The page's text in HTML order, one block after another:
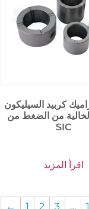
كربيد السيليكون
الخالية من الضغط من
SIC
اقرأ المزيد
← 1 2 3 …